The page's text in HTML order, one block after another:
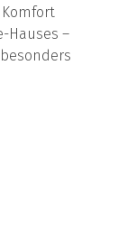
Hauses –